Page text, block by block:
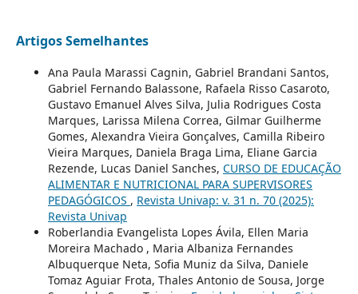
Artigos Semelhantes
Ana Paula Marassi Cagnin, Gabriel Brandani Santos,
Gabriel Fernando Balassone, Rafaela Risso Casaroto,
Gustavo Emanuel Alves Silva, Julia Rodrigues Costa
Marques, Larissa Milena Correa, Gilmar Guilherme
Gomes, Alexandra Vieira Gonçalves, Camilla Ribeiro
Vieira Marques, Daniela Braga Lima, Eliane Garcia
Rezende, Lucas Daniel Sanches, CURSO DE EDUCAÇÃO
ALIMENTAR E NUTRICIONAL PARA SUPERVISORES
PEDAGÓGICOS , Revista Univap: v. 31 n. 70 (2025):
Revista Univap
Roberlandia Evangelista Lopes Ávila, Ellen Maria
Moreira Machado , Maria Albaniza Fernandes
Albuquerque Neta, Sofia Muniz da Silva, Daniele
Tomaz Aguiar Frota, Thales Antonio de Sousa, Jorge